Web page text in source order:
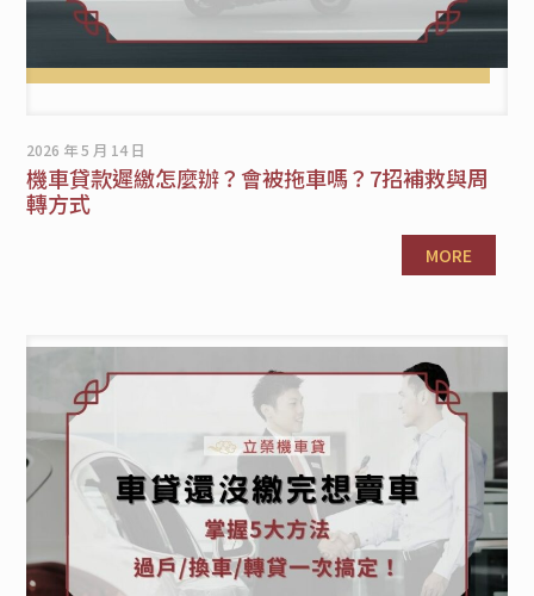
2026 年 5 月 14 日
機車貸款遲繳怎麼辦？會被拖車嗎？7招補救與周
轉方式
MORE